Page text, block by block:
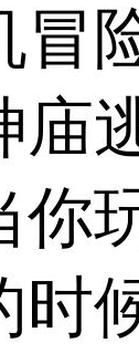
冒
庙
你
时